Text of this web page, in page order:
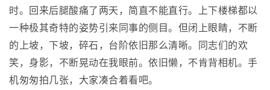
时。回来后腿酸痛了两天，简直不能直行。上下楼梯都以
一种极其奇特的姿势引来同事的侧目。但闭上眼睛，不断
的上坡，下坡，碎石，台阶依旧那么清晰。同志们的欢
笑，身影，不断晃动在我眼前。依旧懒，不肯背相机。手
机匆匆拍几张，大家凑合着看吧。